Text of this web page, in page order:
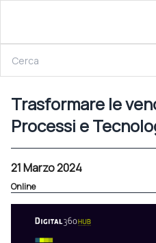
Trasformare le
Processi e
21 Marzo 2024
Online